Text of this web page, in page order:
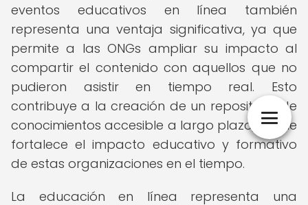
eventos educativos en línea también
representa una ventaja significativa, ya que
permite a las ONGs ampliar su impacto al
compartir el contenido con aquellos que no
pudieron asistir en tiempo real. Esto
contribuye a la creación de un repositorio de
conocimientos accesible a largo plazo, lo que
fortalece el impacto educativo y formativo
de estas organizaciones en el tiempo.
La educación en línea representa una